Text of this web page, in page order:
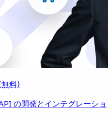
料)
の開発とインテグレーショ